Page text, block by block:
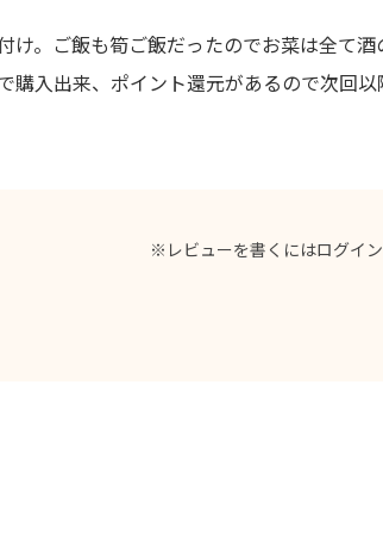
。ご飯も筍ご飯だったのでお菜は全て酒
入出来、ポイント還元があるので次回以
※レビューを書くにはログイン